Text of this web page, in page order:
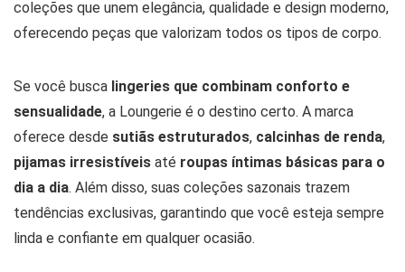
coleções que unem elegância, qualidade e design moderno,
oferecendo peças que valorizam todos os tipos de corpo.
Se você busca lingeries que combinam conforto e
sensualidade, a Loungerie é o destino certo. A marca
oferece desde sutiãs estruturados, calcinhas de renda,
pijamas irresistíveis até roupas íntimas básicas para o
dia a dia. Além disso, suas coleções sazonais trazem
tendências exclusivas, garantindo que você esteja sempre
linda e confiante em qualquer ocasião.